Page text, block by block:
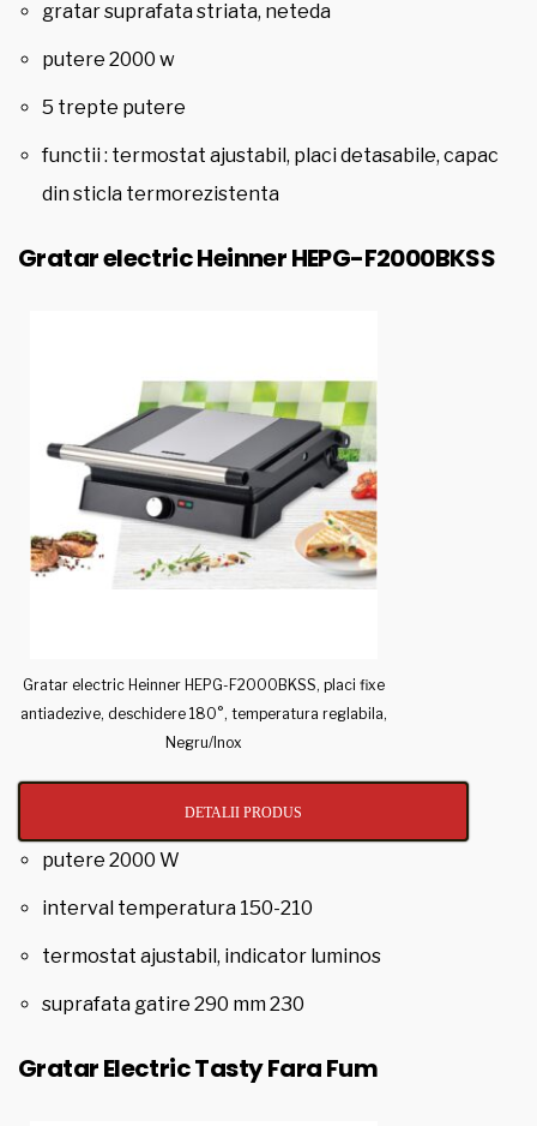
gratar suprafata striata, neteda
putere 2000 w
5 trepte putere
functii : termostat ajustabil, placi detasabile, capac
din sticla termorezistenta
Gratar electric Heinner HEPG-F2000BKSS
Gratar electric Heinner HEPG-F2000BKSS, placi fixe
antiadezive, deschidere 180°, temperatura reglabila,
Negru/Inox
DETALII PRODUS
putere 2000 W
interval temperatura 150-210
termostat ajustabil, indicator luminos
suprafata gatire 290 mm 230
Gratar Electric Tasty Fara Fum